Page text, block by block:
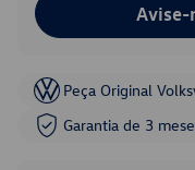
Avise-
Peça Original
Garantia de 3